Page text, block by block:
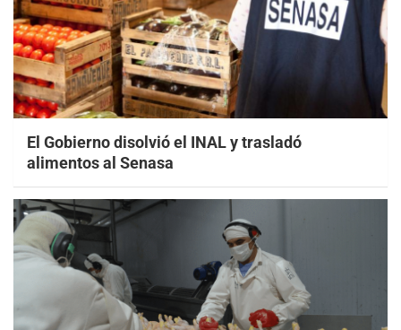
El Gobierno disolvió el INAL y trasladó
alimentos al Senasa